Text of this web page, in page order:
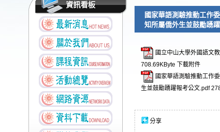
資訊看板
國家華語測驗推動工作
知所屬僑外生並鼓勵踴
國立中山大學外國語文
708.69KByte
下載附件
國家華語測驗推動工作
生並鼓勵踴躍報考公文.pdf
分享